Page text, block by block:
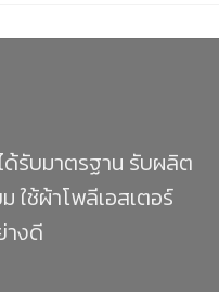
ด้รับมาตรฐาน รับผลิต
ใช้ผ้าโพลีเอสเตอร์
างดี